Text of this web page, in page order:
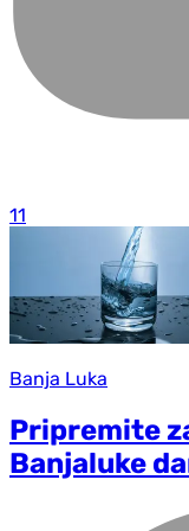
11
Banja Luka
Pripremite
Banjaluke